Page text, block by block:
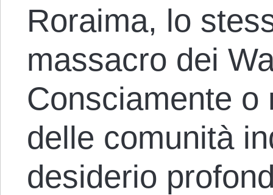
Roraima, lo
massacro dei
Consciamente o
delle comunità
desiderio